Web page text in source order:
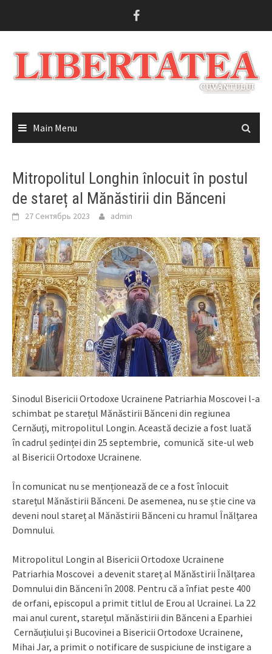
Main Menu
Mitropolitul Longhin înlocuit în postul
de stareț al Mănăstirii din Bănceni
27 Сентябрь 2023 admin
Sinodul Bisericii Ortodoxe Ucrainene Patriarhia Moscovei l-a
schimbat pe starețul Mănăstirii Bănceni din regiunea
Cernăuți, mitropolitul Longin. Această decizie a fost luată
în cadrul ședinței din 25 septembrie, comunică site-ul web
al Bisericii Ortodoxe Ucrainene.
În comunicat nu se menționează de ce a fost înlocuit
starețul Mănăstirii Bănceni. De asemenea, nu se știe cine va
deveni noul stareț al Mănăstirii Bănceni cu hramul Înălțarea
Domnului.
Mitropolitul Longin al Bisericii Ortodoxe Ucrainene
Patriarhia Moscovei a devenit stareț al Mănăstirii Înălțarea
Domnului din Bănceni în 2008. Pentru că a înfiat peste 400
de orfani, episcopul a primit titlul de Erou al Ucrainei. La 22
mai anul curent, starețul mănăstirii din Bănceni a Eparhiei
Cernăuțiului și Bucovinei a Bisericii Ortodoxe Ucrainene,
Mihai Jar, a primit o notificare de suspiciune de instigare a